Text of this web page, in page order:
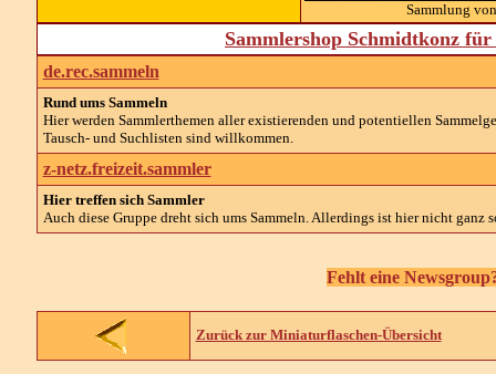
Sammlung
Sammlershop Schmidtkonz
de.rec.sammeln
Rund ums Sammeln
Hier werden Sammlerthemen aller existierenden und potentiellen
Tausch- und Suchlisten sind willkommen.
z-netz.freizeit.sammler
Hier treffen sich Sammler
Auch diese Gruppe dreht sich ums Sammeln. Allerdings ist hier nicht ganz
Fehlt eine
Zurück zur Miniaturflaschen-Übersicht